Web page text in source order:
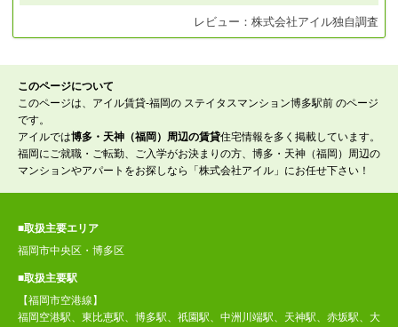
レビュー： 株式会社アイル独自調査
このページについて
このページは、アイル賃貸-福岡の ステイタスマンション博多駅前 のページ
です。
アイルでは博多・天神（福岡）周辺の賃貸住宅情報を多く掲載しています。
福岡にご就職・ご転勤、ご入学がお決まりの方、博多・天神（福岡）周辺の
マンションやアパートをお探しなら「株式会社アイル」にお任せ下さい！
■取扱主要エリア
福岡市中央区・博多区
■取扱主要駅
【福岡市空港線】
福岡空港駅、東比恵駅、博多駅、祇園駅、中洲川端駅、天神駅、赤坂駅、大